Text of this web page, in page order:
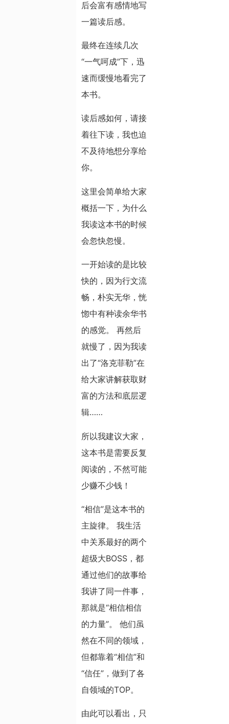
后会富有感情地写
一篇读后感。
最终在连续几次
“一气呵成”下，迅
速而缓慢地看完了
本书。
读后感如何，请接
着往下读，我也迫
不及待地想分享给
你。
这里会简单给大家
概括一下，为什么
我读这本书的时候
会忽快忽慢。
一开始读的是比较
快的，因为行文流
畅，朴实无华，恍
惚中有种读余华书
的感觉。 再然后
就慢了，因为我读
出了“洛克菲勒”在
给大家讲解获取财
富的方法和底层逻
辑……
所以我建议大家，
这本书是需要反复
阅读的，不然可能
少赚不少钱！
“相信”是这本书的
主旋律。 我生活
中关系最好的两个
超级大BOSS，都
通过他们的故事给
我讲了同一件事，
那就是“相信相信
的力量”。 他们虽
然在不同的领域，
但都靠着“相信”和
“信任”，做到了各
自领域的TOP。
由此可以看出，只